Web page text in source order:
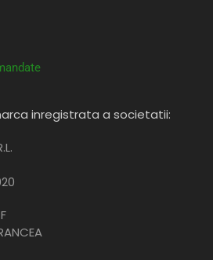
inregistrata a societatii: